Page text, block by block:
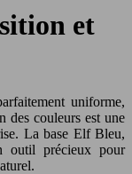
et
uniforme,
des couleurs est une
La base Elf Bleu,
outil précieux pour